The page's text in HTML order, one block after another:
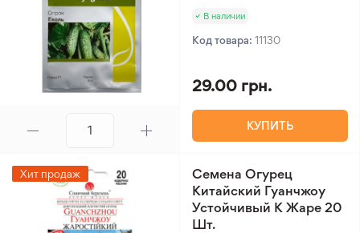
В наличии
Код товара: 11130
29.00 грн.
КУПИТЬ
Хит продаж
Семена Огурец
Китайский Гуанчжоу
Устойчивый К Жаре 20
Шт.